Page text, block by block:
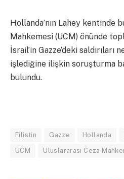
Hollanda’nın Lahey kentinde
Mahkemesi (UCM) önünde
İsrail’in Gazze’deki saldırıları
işlediğine ilişkin soruşturma
bulundu.
Filistin Gazze Hollanda
UCM Uluslararası Ceza